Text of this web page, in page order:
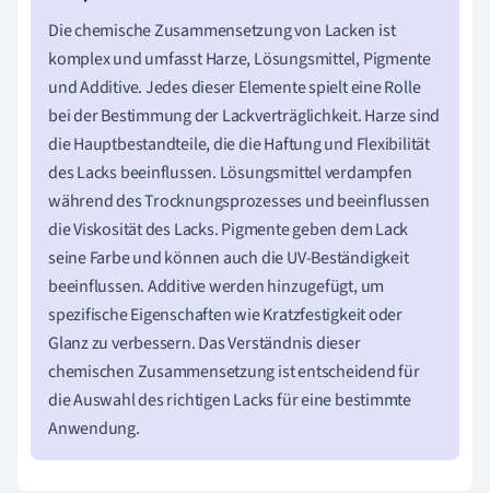
Die chemische Zusammensetzung von Lacken ist
komplex und umfasst Harze, Lösungsmittel, Pigmente
und Additive. Jedes dieser Elemente spielt eine Rolle
bei der Bestimmung der Lackverträglichkeit. Harze sind
die Hauptbestandteile, die die Haftung und Flexibilität
des Lacks beeinflussen. Lösungsmittel verdampfen
während des Trocknungsprozesses und beeinflussen
die Viskosität des Lacks. Pigmente geben dem Lack
seine Farbe und können auch die UV-Beständigkeit
beeinflussen. Additive werden hinzugefügt, um
spezifische Eigenschaften wie Kratzfestigkeit oder
Glanz zu verbessern. Das Verständnis dieser
chemischen Zusammensetzung ist entscheidend für
die Auswahl des richtigen Lacks für eine bestimmte
Anwendung.